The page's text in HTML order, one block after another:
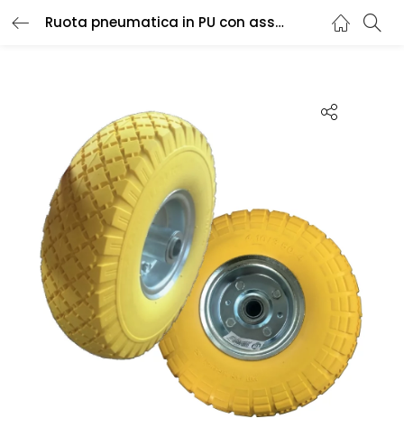
Ruota pneumatica in PU con asse decentrato